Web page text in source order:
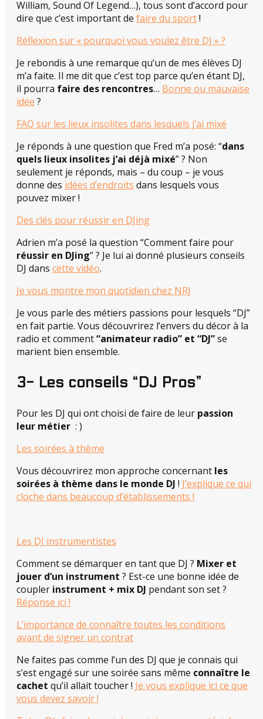
William, Sound Of Legend…), tous sont d’accord pour
dire que c’est important de faire du sport!
Réflexion sur « pourquoi vous voulez être DJ » ?
Je rebondis à une remarque qu’un de mes élèves DJ
m’a faite. Il me dit que c’est top parce qu’en étant DJ,
il pourra faire des rencontres… Bonne ou mauvaise
idée ?
FAQ sur les lieux insolites dans lesquels j’ai mixé
Je réponds à une question que Fred m’a posé: “dans
quels lieux insolites j’ai déjà mixé” ? Non
seulement je réponds, mais – du coup – je vous
donne des idées d’endroits dans lesquels vous
pouvez mixer !
Des clés pour réussir en DJing
Adrien m’a posé la question “Comment faire pour
réussir en DJing” ? Je lui ai donné plusieurs conseils
DJ dans cette vidéo.
Je vous montre mon quotidien chez NRJ
Je vous parle des métiers passions pour lesquels “DJ”
en fait partie. Vous découvrirez l’envers du décor à la
radio et comment“animateur radio” et “DJ”se
marient bien ensemble.
3- Les conseils “DJ Pros”
Pour les DJ qui ont choisi de faire de leur passion
leur métier : )
Les soirées à thème
Vous découvrirez mon approche concernant les
soirées à thème dans le monde DJ ! J’explique ce qui
cloche dans beaucoup d’établissements !
Les DJ instrumentistes
Comment se démarquer en tant que DJ ? Mixer et
jouer d’un instrument ? Est-ce une bonne idée de
coupler instrument + mix DJ pendant son set ?
Réponse ici !
L’importance de connaître toutes les conditions
avant de signer un contrat
Ne faites pas comme l’un des DJ que je connais qui
s’est engagé sur une soirée sans même connaître le
cachet qu’il allait toucher ! Je vous explique ici ce que
vous devez savoir !